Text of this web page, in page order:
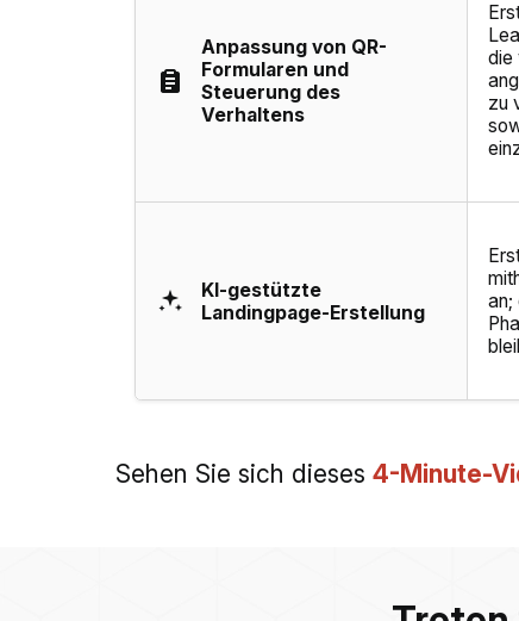
Anpassung von QR-
Formularen und
Steuerung des
Verhaltens
die
zu
KI-gestützte
Landingpage-Erstellung
an;
Sehen Sie sich dieses 4-Minute-